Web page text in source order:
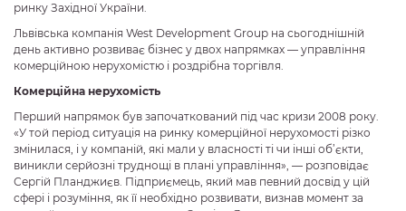
ринку Західної України.
Львівська компанія West Development Group на сьогоднішній
день активно розвиває бізнес у двох напрямках — управління
комерційною нерухомістю і роздрібна торгівля.
Комерційна нерухомість
Перший напрямок був започаткований під час кризи 2008 року.
«У той період ситуація на ринку комерційної нерухомості різко
змінилася, і у компаній, які мали у власності ті чи інші об’єкти,
виникли серйозні труднощі в плані управління», — розповідає
Сергій Планджиєв. Підприємець, який мав певний досвід у цій
сфері і розуміння, як її необхідно розвивати, визнав момент за